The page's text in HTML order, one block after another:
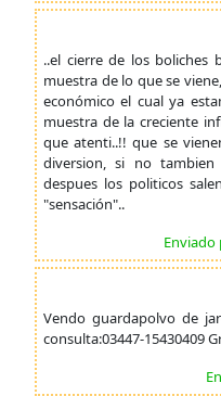
..el cierre de los boliches
muestra de lo que se
económico el cual ya
muestra de la creciente
que atenti..!! que se
diversion, si no tambien
despues los politicos
"sensación"..
Vendo guardapolvo de
consulta:03447-15430409